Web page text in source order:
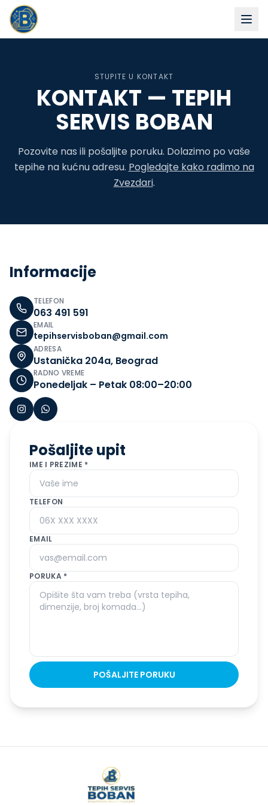
STUPITE U KONTAKT
KONTAKT — TEPIH
SERVIS BOBAN
Pozovite nas ili pošaljite poruku. Dolazimo po vaše
tepihe na kućnu adresu. Pogledajte kako radimo na
Zvezdari.
Informacije
TELEFON
063 491 591
EMAIL
tepihservisboban@gmail.com
ADRESA
Ustanička 204a, Beograd
RADNO VREME
Ponedeljak – Petak 08:00–20:00
Pošaljite upit
IME I PREZIME *
TELEFON
EMAIL
PORUKA *
POŠALJITE PORUKU